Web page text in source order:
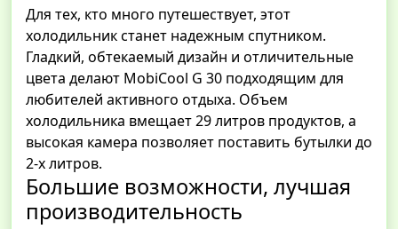
Для тех, кто много путешествует, этот
холодильник станет надежным спутником.
Гладкий, обтекаемый дизайн и отличительные
цвета делают MobiCool G 30 подходящим для
любителей активного отдыха. Объем
холодильника вмещает 29 литров продуктов, а
высокая камера позволяет поставить бутылки до
2-х литров.
Большие возможности, лучшая
производительность